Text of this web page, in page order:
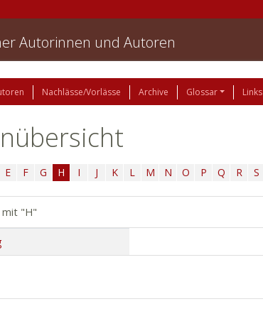
Autorinnen und Autoren
Nachlässe/Vorlässe Archive Glossar Links
E F G H I J K L M N O P Q R S
mit "H"